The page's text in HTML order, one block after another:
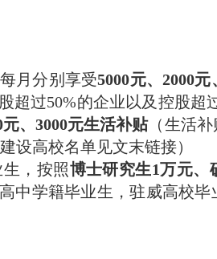
月分别享受5000元、2000
过50%的企业以及控股超
元、3000元生活补贴（生活
设高校名单见文末链接）
，按照博士研究生1万元、
中学籍毕业生，驻威高校